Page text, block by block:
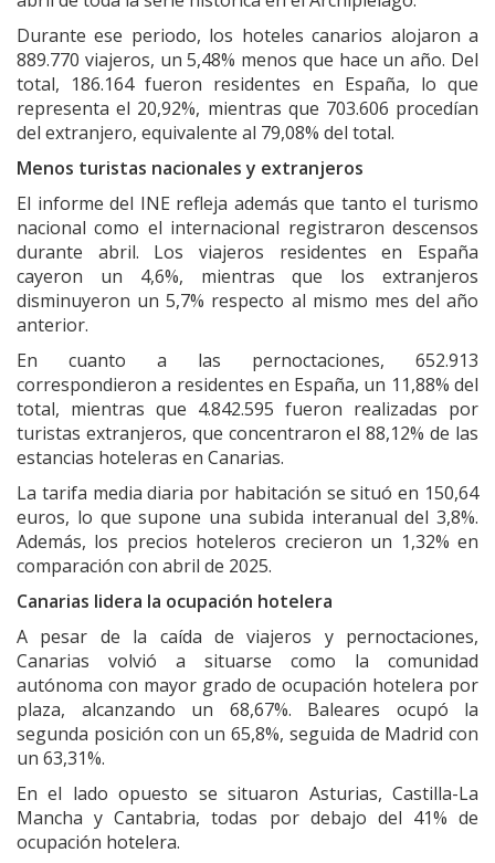
Durante ese periodo, los hoteles canarios alojaron a
889.770 viajeros, un 5,48% menos que hace un año. Del
total, 186.164 fueron residentes en España, lo que
representa el 20,92%, mientras que 703.606 procedían
del extranjero, equivalente al 79,08% del total.
Menos turistas nacionales y extranjeros
El informe del INE refleja además que tanto el turismo
nacional como el internacional registraron descensos
durante abril. Los viajeros residentes en España
cayeron un 4,6%, mientras que los extranjeros
disminuyeron un 5,7% respecto al mismo mes del año
anterior.
En cuanto a las pernoctaciones, 652.913
correspondieron a residentes en España, un 11,88% del
total, mientras que 4.842.595 fueron realizadas por
turistas extranjeros, que concentraron el 88,12% de las
estancias hoteleras en Canarias.
La tarifa media diaria por habitación se situó en 150,64
euros, lo que supone una subida interanual del 3,8%.
Además, los precios hoteleros crecieron un 1,32% en
comparación con abril de 2025.
Canarias lidera la ocupación hotelera
A pesar de la caída de viajeros y pernoctaciones,
Canarias volvió a situarse como la comunidad
autónoma con mayor grado de ocupación hotelera por
plaza, alcanzando un 68,67%. Baleares ocupó la
segunda posición con un 65,8%, seguida de Madrid con
un 63,31%.
En el lado opuesto se situaron Asturias, Castilla-La
Mancha y Cantabria, todas por debajo del 41% de
ocupación hotelera.